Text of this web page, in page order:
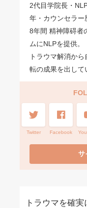
2代目学院長・
年・カウンセラー
8年間 精神障碍者
ムにNLPを提供。
トラウマ解消か
転の成果を出して
Twitter Facebook
トラウマを確